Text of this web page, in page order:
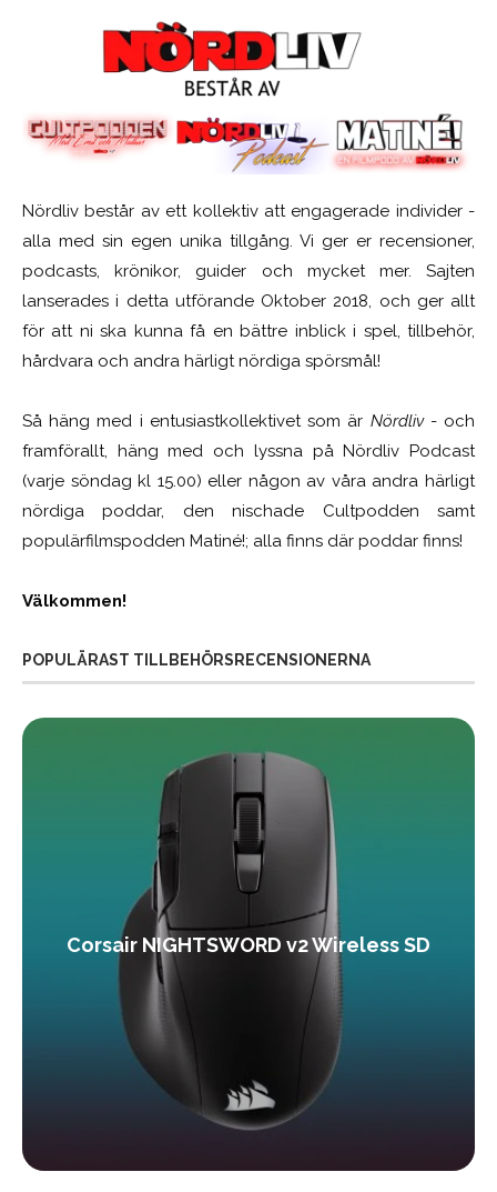
Nördliv består av ett kollektiv att engagerade individer -
alla med sin egen unika tillgång. Vi ger er recensioner,
podcasts, krönikor, guider och mycket mer. Sajten
lanserades i detta utförande Oktober 2018, och ger allt
för att ni ska kunna få en bättre inblick i spel, tillbehör,
hårdvara och andra härligt nördiga spörsmål!
Så häng med i entusiastkollektivet som är Nördliv- och
framförallt, häng med och lyssna på Nördliv Podcast
(varje söndag kl 15.00) eller någon av våra andra härligt
nördiga poddar, den nischade Cultpodden samt
populärfilmspodden Matiné!; alla finns där poddar finns!
Välkommen!
POPULÄRAST TILLBEHÖRSRECENSIONERNA
Corsair NIGHTSWORD v2 Wireless SD